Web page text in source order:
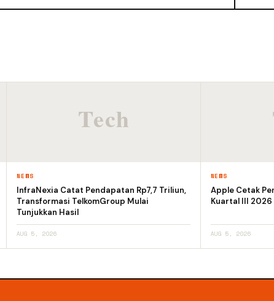
NEWS
InfraNexia Catat Pendapatan Rp7,7 Triliun,
Transformasi TelkomGroup Mulai
Tunjukkan Hasil
AUG 5, 2026
NEWS
Apple Cetak
Kuartal III 2026
AUG 5, 2026